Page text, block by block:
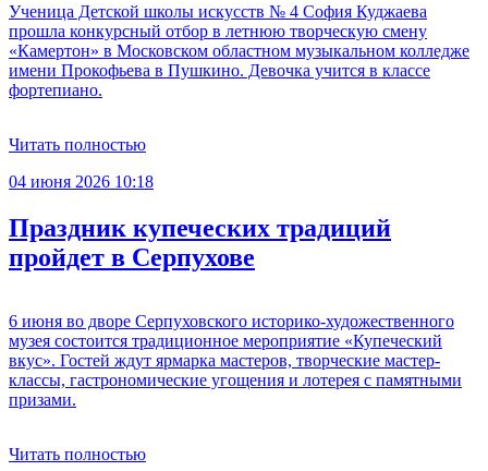
Ученица Детской школы искусств № 4 София Куджаева
прошла конкурсный отбор в летнюю творческую смену
«Камертон» в Московском областном музыкальном колледже
имени Прокофьева в Пушкино. Девочка учится в классе
фортепиано.
Читать полностью
04 июня 2026 10:18
Праздник купеческих традиций
пройдет в Серпухове
6 июня во дворе Серпуховского историко-художественного
музея состоится традиционное мероприятие «Купеческий
вкус». Гостей ждут ярмарка мастеров, творческие мастер-
классы, гастрономические угощения и лотерея с памятными
призами.
Читать полностью